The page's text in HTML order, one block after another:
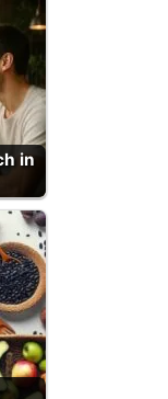
in